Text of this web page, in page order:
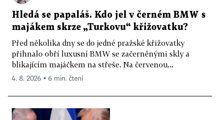
Hledá se papaláš. Kdo jel v černém BMW s
majákem skrze „Turkovu“ křižovatku?
Před několika dny se do jedné pražské křižovatky
přihnalo obří luxusní BMW se začerněnými skly a
blikajícím majáčkem na střeše. Na červenou...
4. 8. 2026 ▪ 6 min. čtení